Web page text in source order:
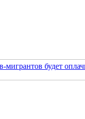
будет